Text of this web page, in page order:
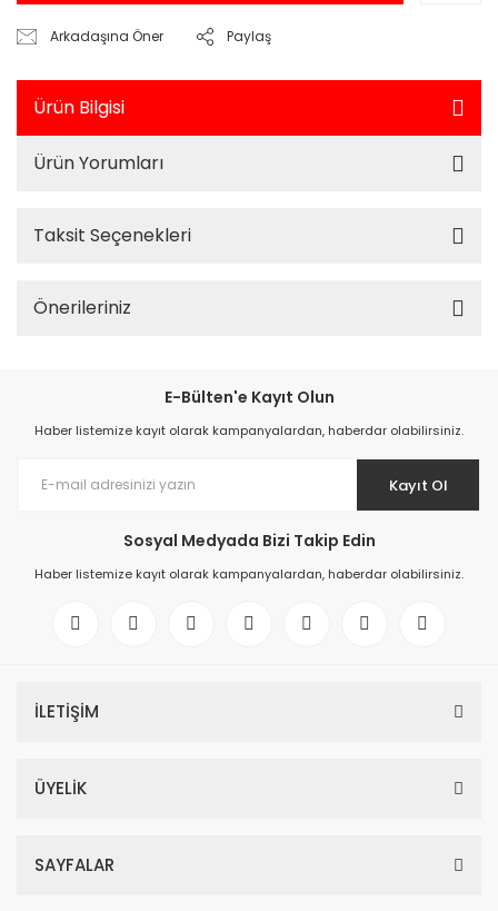
Arkadaşına Öner Paylaş
Ürün Bilgisi
Ürün Yorumları
Taksit Seçenekleri
Önerileriniz
E-Bülten'e Kayıt Olun
Haber listemize kayıt olarak kampanyalardan, haberdar olabilirsiniz.
Kayıt Ol
Sosyal Medyada Bizi Takip Edin
Haber listemize kayıt olarak kampanyalardan, haberdar olabilirsiniz.
İLETİŞİM
ÜYELİK
SAYFALAR